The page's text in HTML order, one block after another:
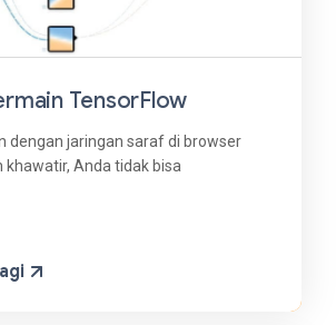
TensorFlow
dengan jaringan saraf di browser
khawatir, Anda tidak bisa